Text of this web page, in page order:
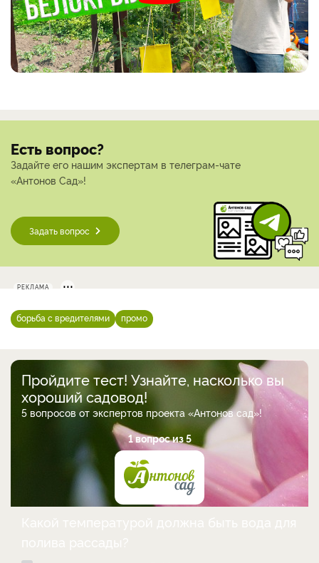
Есть вопрос?
Задайте его нашим экспертам в телеграм-чате
«Антонов Сад»!
Задать вопрос
РЕКЛАМА
борьба с вредителями промо
Пройдите тест! Узнайте, насколько вы
хороший садовод!
5 вопросов от экспертов проекта «Антонов сад»!
1 вопрос из 5